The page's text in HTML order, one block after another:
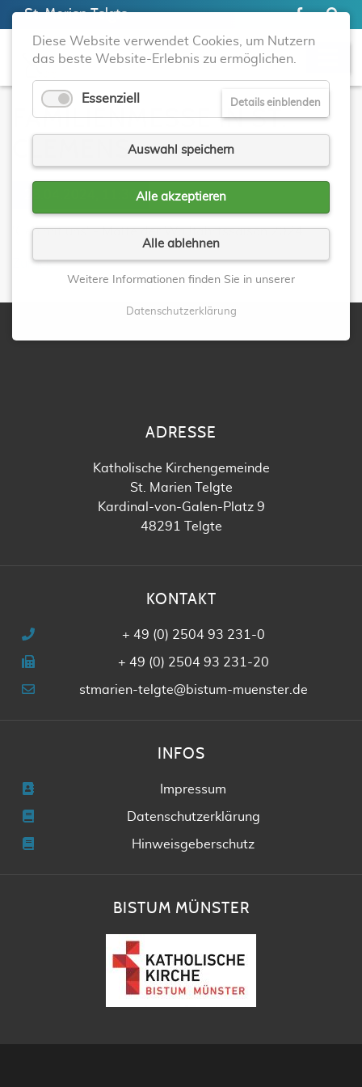
St. Marien Telgte
FAMILIENMESSE IN ST.
CLEMENS
28.04.2024, 11:30
'Geh mit uns' - Motte der Wallfahrtssaison 2024
Zurück
ADRESSE
Katholische Kirchengemeinde
St. Marien Telgte
Kardinal-von-Galen-Platz 9
48291 Telgte
KONTAKT
+ 49 (0) 2504 93 231-0
+ 49 (0) 2504 93 231-20
stmarien-telgte@bistum-muenster.de
INFOS
Impressum
Datenschutzerklärung
Hinweisgeberschutz
BISTUM MÜNSTER
Diese Website verwendet Cookies, um Nutzern
das beste Website-Erlebnis zu ermöglichen.
Essenziell Details einblenden
Auswahl speichern
Alle akzeptieren
Alle ablehnen
Weitere Informationen finden Sie in unserer
Datenschutzerklärung